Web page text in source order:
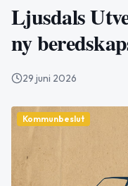
Ljusdals
ny
29 juni 2026
Kommunbeslut